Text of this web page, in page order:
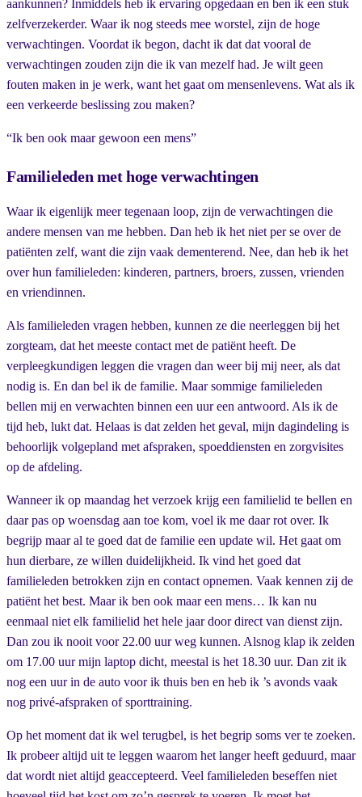
aankunnen? Inmiddels heb ik ervaring opgedaan en ben ik een stuk
zelfverzekerder. Waar ik nog steeds mee worstel, zijn de hoge
verwachtingen. Voordat ik begon, dacht ik dat dat vooral de
verwachtingen zouden zijn die ik van mezelf had. Je wilt geen
fouten maken in je werk, want het gaat om mensenlevens. Wat als ik
een verkeerde beslissing zou maken?
“Ik ben ook maar gewoon een mens”
Familieleden met hoge verwachtingen
Waar ik eigenlijk meer tegenaan loop, zijn de verwachtingen die
andere mensen van me hebben. Dan heb ik het niet per se over de
patiënten zelf, want die zijn vaak dementerend. Nee, dan heb ik het
over hun familieleden: kinderen, partners, broers, zussen, vrienden
en vriendinnen.
Als familieleden vragen hebben, kunnen ze die neerleggen bij het
zorgteam, dat het meeste contact met de patiënt heeft. De
verpleegkundigen leggen die vragen dan weer bij mij neer, als dat
nodig is. En dan bel ik de familie. Maar sommige familieleden
bellen mij en verwachten binnen een uur een antwoord. Als ik de
tijd heb, lukt dat. Helaas is dat zelden het geval, mijn dagindeling is
behoorlijk volgepland met afspraken, spoeddiensten en zorgvisites
op de afdeling.
Wanneer ik op maandag het verzoek krijg een familielid te bellen en
daar pas op woensdag aan toe kom, voel ik me daar rot over. Ik
begrijp maar al te goed dat de familie een update wil. Het gaat om
hun dierbare, ze willen duidelijkheid. Ik vind het goed dat
familieleden betrokken zijn en contact opnemen. Vaak kennen zij de
patiënt het best. Maar ik ben ook maar een mens… Ik kan nu
eenmaal niet elk familielid het hele jaar door direct van dienst zijn.
Dan zou ik nooit voor 22.00 uur weg kunnen. Alsnog klap ik zelden
om 17.00 uur mijn laptop dicht, meestal is het 18.30 uur. Dan zit ik
nog een uur in de auto voor ik thuis ben en heb ik ’s avonds vaak
nog privé-afspraken of sporttraining.
Op het moment dat ik wel terugbel, is het begrip soms ver te zoeken.
Ik probeer altijd uit te leggen waarom het langer heeft geduurd, maar
dat wordt niet altijd geaccepteerd. Veel familieleden beseffen niet